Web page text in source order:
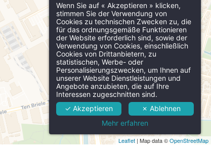
Wenn Sie auf « Akzeptieren » klicken,
stimmen Sie der Verwendung von
Cookies zu technischen Zwecken zu, die
für das ordnungsgemäße Funktionieren
der Website erforderlich sind, sowie der
Verwendung von Cookies, einschließlich
Cookies von Drittanbietern, zu
statistischen, Werbe- oder
Personalisierungszwecken, um Ihnen auf
unserer Website Dienstleistungen und
Angebote anzubieten, die auf Ihre
Interessen zugeschnitten sind.
✓ Akzeptieren
✗ Ablehnen
Mehr erfahren